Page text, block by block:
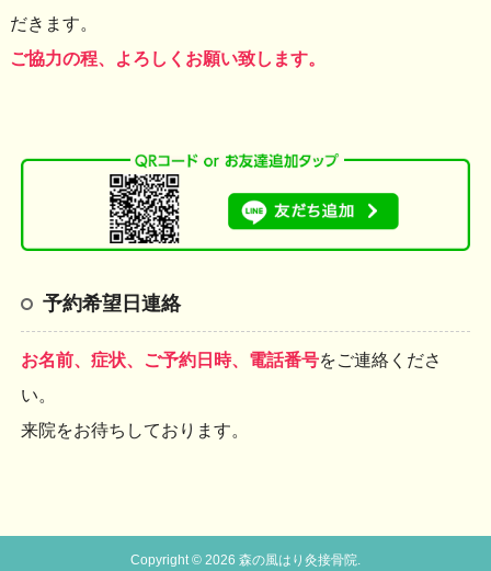
だきます。
ご協力の程、よろしくお願い致します。
予約希望日連絡
お名前、症状、ご予約日時、電話番号をご連絡くださ
い。
来院をお待ちしております。
Copyright © 2026 森の風はり灸接骨院.